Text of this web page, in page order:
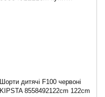
Шорти дитячі F100 червоні
KIPSTA 8558492122cm 122cm